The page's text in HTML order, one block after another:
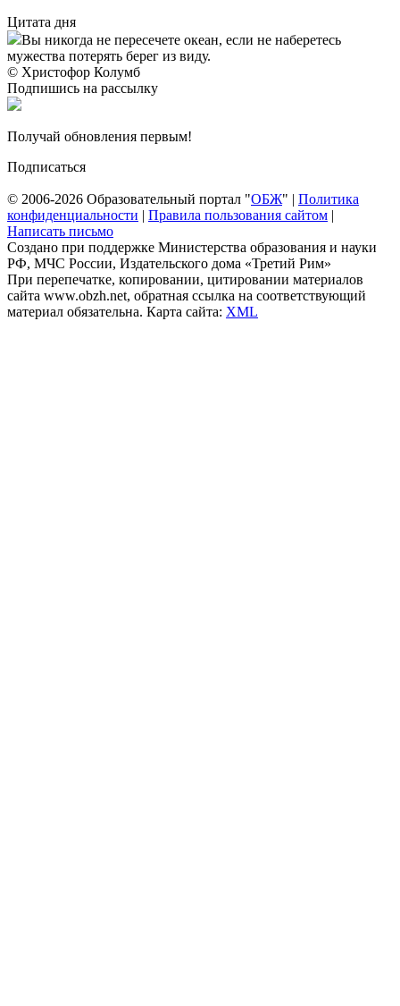
Цитата дня
Вы никогда не пересечете океан, если не наберетесь
мужества потерять берег из виду.
© Христофор Колумб
Подпишись на рассылку
Получай обновления первым!
Подписаться
© 2006-2026 Образовательный портал "ОБЖ" | Политика
конфиденциальности | Правила пользования сайтом |
Написать письмо
Создано при поддержке Министерства образования и науки
РФ, МЧС России, Издательского дома «Третий Рим»
При перепечатке, копировании, цитировании материалов
сайта www.obzh.net, обратная ссылка на соответствующий
материал обязательна. Карта сайта: XML